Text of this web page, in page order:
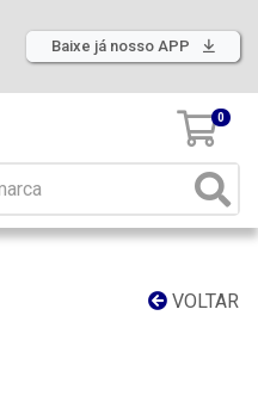
Baixe já nosso APP
0
VOLTAR